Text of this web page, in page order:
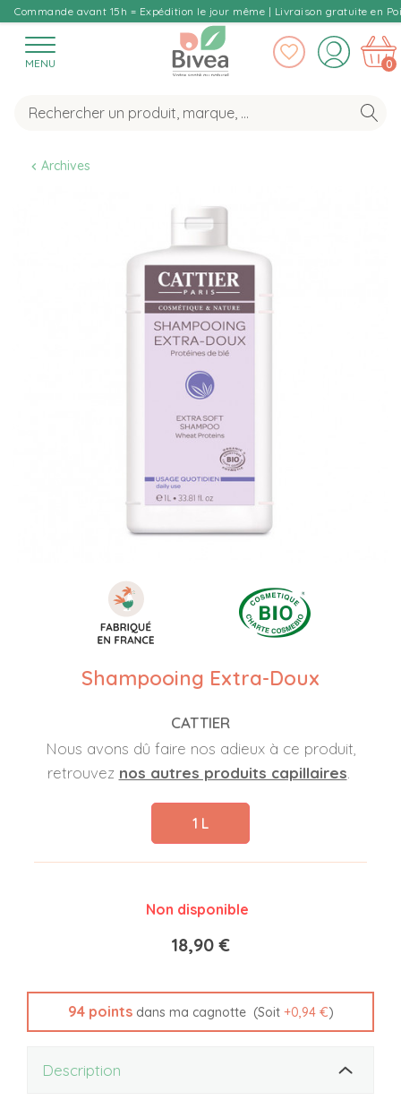
Commande avant 15h = Expédition le jour même | Livraison gratuite en
MENU 0
Archives
Shampooing Extra-Doux
CATTIER
Nous avons dû faire nos adieux à ce produit,
retrouvez nos autres produits capillaires.
1 L
Non disponible
18,90 €
94pointsdans ma cagnotte (Soit +0,94 €)
Description